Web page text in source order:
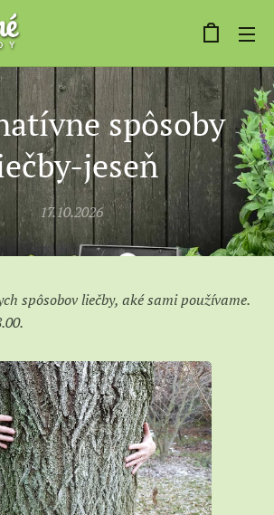
spôsoby
jeseň
17.10.2026
spôsobov liečby, aké sami používame.